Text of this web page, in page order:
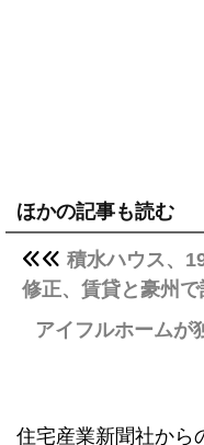
ほかの記事も読む
積水ハウス、
修正、賃貸と豪州
アイフルホームが
住宅産業新聞社から